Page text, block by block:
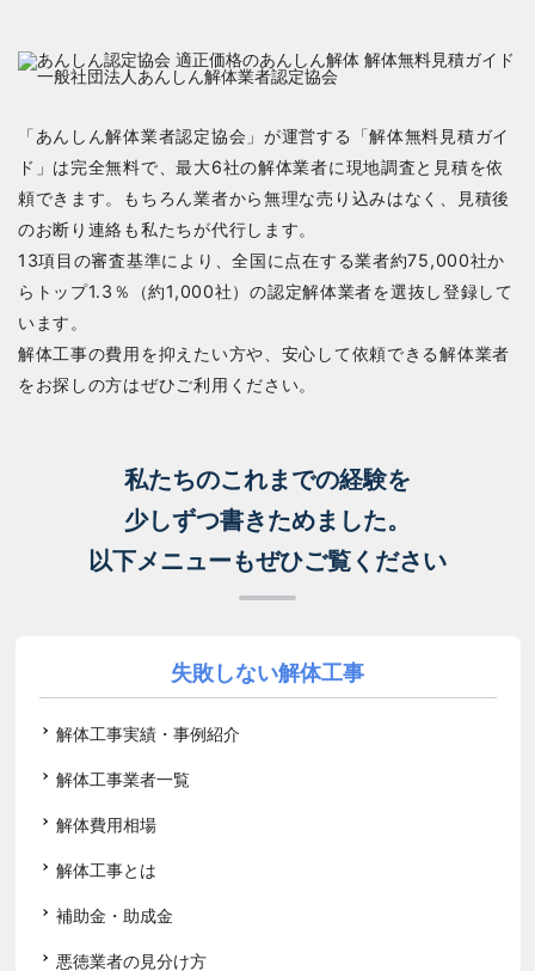
「あんしん解体業者認定協会」が運営する「解体無料見積ガイ
ド」は完全無料で、最大6社の解体業者に現地調査と見積を依
頼できます。もちろん業者から無理な売り込みはなく、見積後
のお断り連絡も私たちが代行します。
13項目の審査基準により、全国に点在する業者約75,000社か
らトップ1.3％（約1,000社）の認定解体業者を選抜し登録して
います。
解体工事の費用を抑えたい方や、安心して依頼できる解体業者
をお探しの方はぜひご利用ください。
私たちのこれまでの経験を
少しずつ書きためました。
以下メニューもぜひご覧ください
失敗しない解体工事
解体工事実績・事例紹介
解体工事業者一覧
解体費用相場
解体工事とは
補助金・助成金
悪徳業者の見分け方